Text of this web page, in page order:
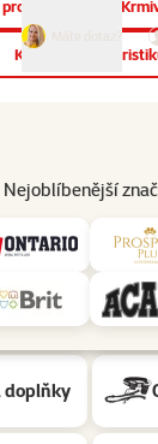
ptáky
Krmivo pro
Nejoblíbenější
Pomůcky pro venčení
doplňky